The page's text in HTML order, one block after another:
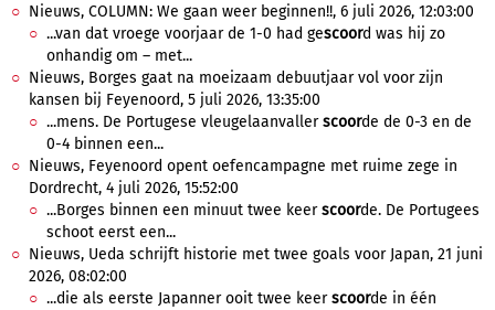
Nieuws, COLUMN: We gaan weer beginnen!!, 6 juli 2026, 12:03:00
...van dat vroege voorjaar de 1-0 had gescoord was hij zo
onhandig om – met...
Nieuws, Borges gaat na moeizaam debuutjaar vol voor zijn
kansen bij Feyenoord, 5 juli 2026, 13:35:00
...mens. De Portugese vleugelaanvallerscoorde de 0-3 en de
0-4 binnen een...
Nieuws, Feyenoord opent oefencampagne met ruime zege in
Dordrecht, 4 juli 2026, 15:52:00
...Borges binnen een minuut twee keerscoorde. De Portugees
schoot eerst een...
Nieuws, Ueda schrijft historie met twee goals voor Japan, 21 juni
2026, 08:02:00
...die als eerste Japanner ooit twee keerscoorde in één